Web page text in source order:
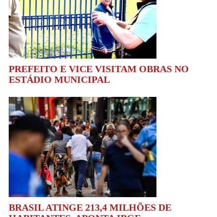
PREFEITO E VICE VISITAM OBRAS NO
ESTÁDIO MUNICIPAL
BRASIL ATINGE 213,4 MILHÕES DE